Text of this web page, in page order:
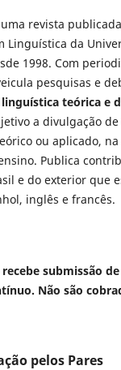
revista
Linguística da
1998. Com
pesquisas e
teórica e
a divulgação
ou aplicado, na
Publica
e do exterior que
inglês e francês.
submissão
Não são
pelos Pares